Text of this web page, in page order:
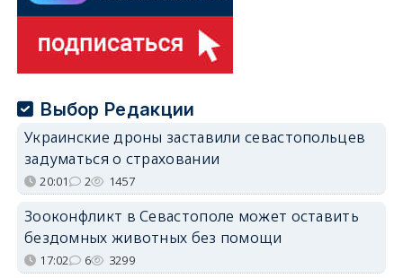
Выбор Редакции
Украинские дроны заставили севастопольцев
задуматься о страховании
20:01 2 1457
Зооконфликт в Севастополе может оставить
бездомных животных без помощи
17:02 6 3299